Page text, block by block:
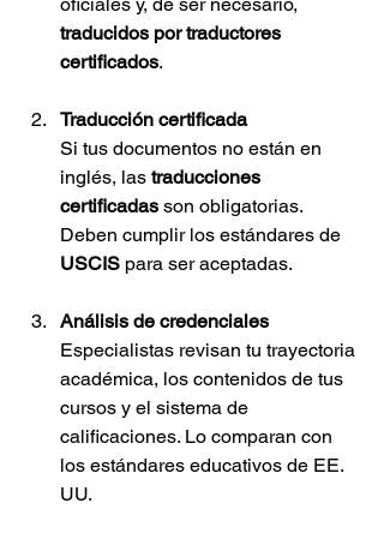
traducidos por traductores
certificados.
Traducción certificada
Si tus documentos no están en
inglés, las traducciones
certificadas son obligatorias.
Deben cumplir los estándares de
USCIS para ser aceptadas.
Análisis de credenciales
Especialistas revisan tu trayectoria
académica, los contenidos de tus
cursos y el sistema de
calificaciones. Lo comparan con
los estándares educativos de EE.
UU.